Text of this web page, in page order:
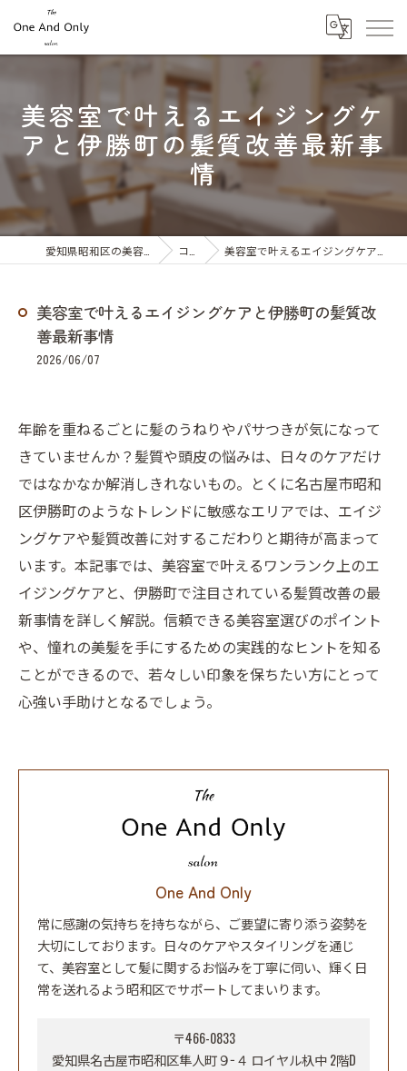
美容室で叶えるエイジングケ
アと伊勝町の髪質改善最新事
情
コラム 美容室で叶えるエイジングケアと伊勝町の髪質改善最新事情
美容室で叶えるエイジングケアと伊勝町の髪質改
善最新事情
2026/06/07
年齢を重ねるごとに髪のうねりやパサつきが気になって
きていませんか？髪質や頭皮の悩みは、日々のケアだけ
ではなかなか解消しきれないもの。とくに名古屋市昭和
区伊勝町のようなトレンドに敏感なエリアでは、エイジ
ングケアや髪質改善に対するこだわりと期待が高まって
います。本記事では、美容室で叶えるワンランク上のエ
イジングケアと、伊勝町で注目されている髪質改善の最
新事情を詳しく解説。信頼できる美容室選びのポイント
や、憧れの美髪を手にするための実践的なヒントを知る
ことができるので、若々しい印象を保ちたい方にとって
心強い手助けとなるでしょう。
One And Only
常に感謝の気持ちを持ちながら、ご要望に寄り添う姿勢を
大切にしております。日々のケアやスタイリングを通じ
て、美容室として髪に関するお悩みを丁寧に伺い、輝く日
常を送れるよう昭和区でサポートしてまいります。
〒466-0833
愛知県名古屋市昭和区隼人町９−４ ロイヤル杁中 2階D